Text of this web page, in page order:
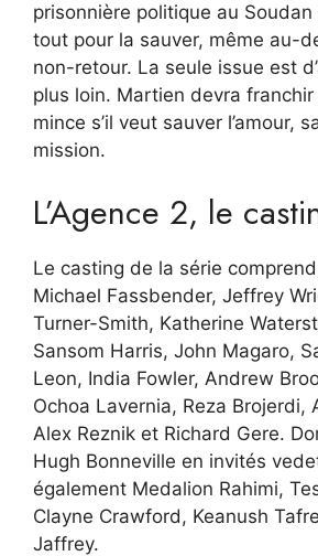
prisonnière politique au
tout pour la sauver, même au-
non-retour. La seule issue est
plus loin. Martien devra
mince s’il veut sauver l’amour,
mission.
L’Agence 2, le
Le casting de la série
Michael Fassbender, Jeffrey
Turner-Smith, Katherine
Sansom Harris, John Magaro,
Leon, India Fowler, Andrew
Ochoa Lavernia, Reza Brojerdi,
Alex Reznik et Richard Gere.
Hugh Bonneville en invités
également Medalion Rahimi,
Clayne Crawford, Keanush
Jaffrey.